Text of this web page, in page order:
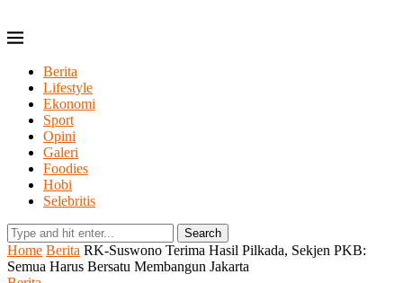
Berita
Lifestyle
Ekonomi
Sport
Opini
Galeri
Foodies
Hobi
Selebritis
Search
Home Berita RK-Suswono Terima Hasil Pilkada, Sekjen PKB:
Semua Harus Bersatu Membangun Jakarta